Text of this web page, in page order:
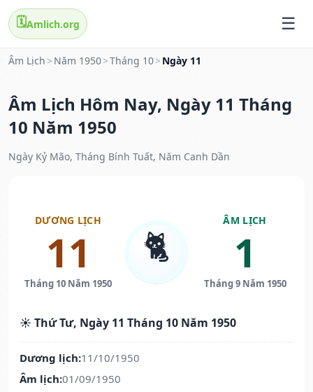
🗓️Amlich.org
Âm Lịch > Năm 1950>Tháng 10> Ngày 11
Âm Lịch Hôm Nay, Ngày 11 Tháng
10 Năm 1950
Ngày Kỷ Mão, Tháng Bính Tuất, Năm Canh Dần
DƯƠNG LỊCH
11
Tháng 10 Năm 1950
🐈
ÂM LỊCH
1
Tháng 9 Năm 1950
☀️ Thứ Tư, Ngày 11 Tháng 10 Năm 1950
Dương lịch:11/10/1950
Âm lịch:01/09/1950